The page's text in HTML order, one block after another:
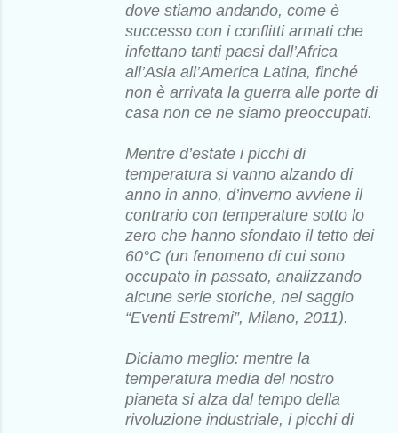
dove stiamo andando, come è
successo con i conflitti armati che
infettano tanti paesi dall’Africa
all’Asia all’America Latina, finché
non è arrivata la guerra alle porte di
casa non ce ne siamo preoccupati.
Mentre d’estate i picchi di
temperatura si vanno alzando di
anno in anno, d’inverno avviene il
contrario con temperature sotto lo
zero che hanno sfondato il tetto dei
60°C (un fenomeno di cui sono
occupato in passato, analizzando
alcune serie storiche, nel saggio
“Eventi Estremi”, Milano, 2011).
Diciamo meglio: mentre la
temperatura media del nostro
pianeta si alza dal tempo della
rivoluzione industriale, i picchi di